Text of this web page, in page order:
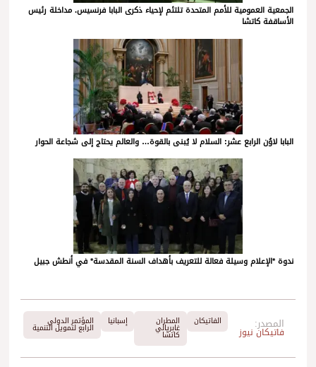
الجمعية العمومية للأمم المتحدة تلتئم لإحياء ذكرى البابا فرنسيس. مداخلة رئيس
الأساقفة كاتشا
البابا لاوُن الرابع عشر: السلام لا يُبنى بالقوة… والعالم يحتاج إلى شجاعة الحوار
ندوة *الإعلام وسيلة فعالة للتعريف بأهداف السنة المقدسة* في أنطش جبيل
المصدر:
فاتيكان نيوز
الفاتيكان المطران
غابريالي
كاتشا
إسبانيا المؤتمر الدولي
الرابع لتمويل التنمية